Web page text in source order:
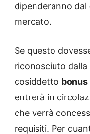
dipenderanno dal
mercato.
Se questo
riconosciuto dalla
cosiddetto
entrerà in
che verrà
requisiti. Per